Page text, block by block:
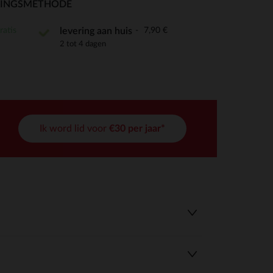
aan te passen en te beheren, en zorgt ervoor dat aan
levering aan huis 7,90 €
2 tot 4 dagen
Ik word lid voor €30 per jaar*